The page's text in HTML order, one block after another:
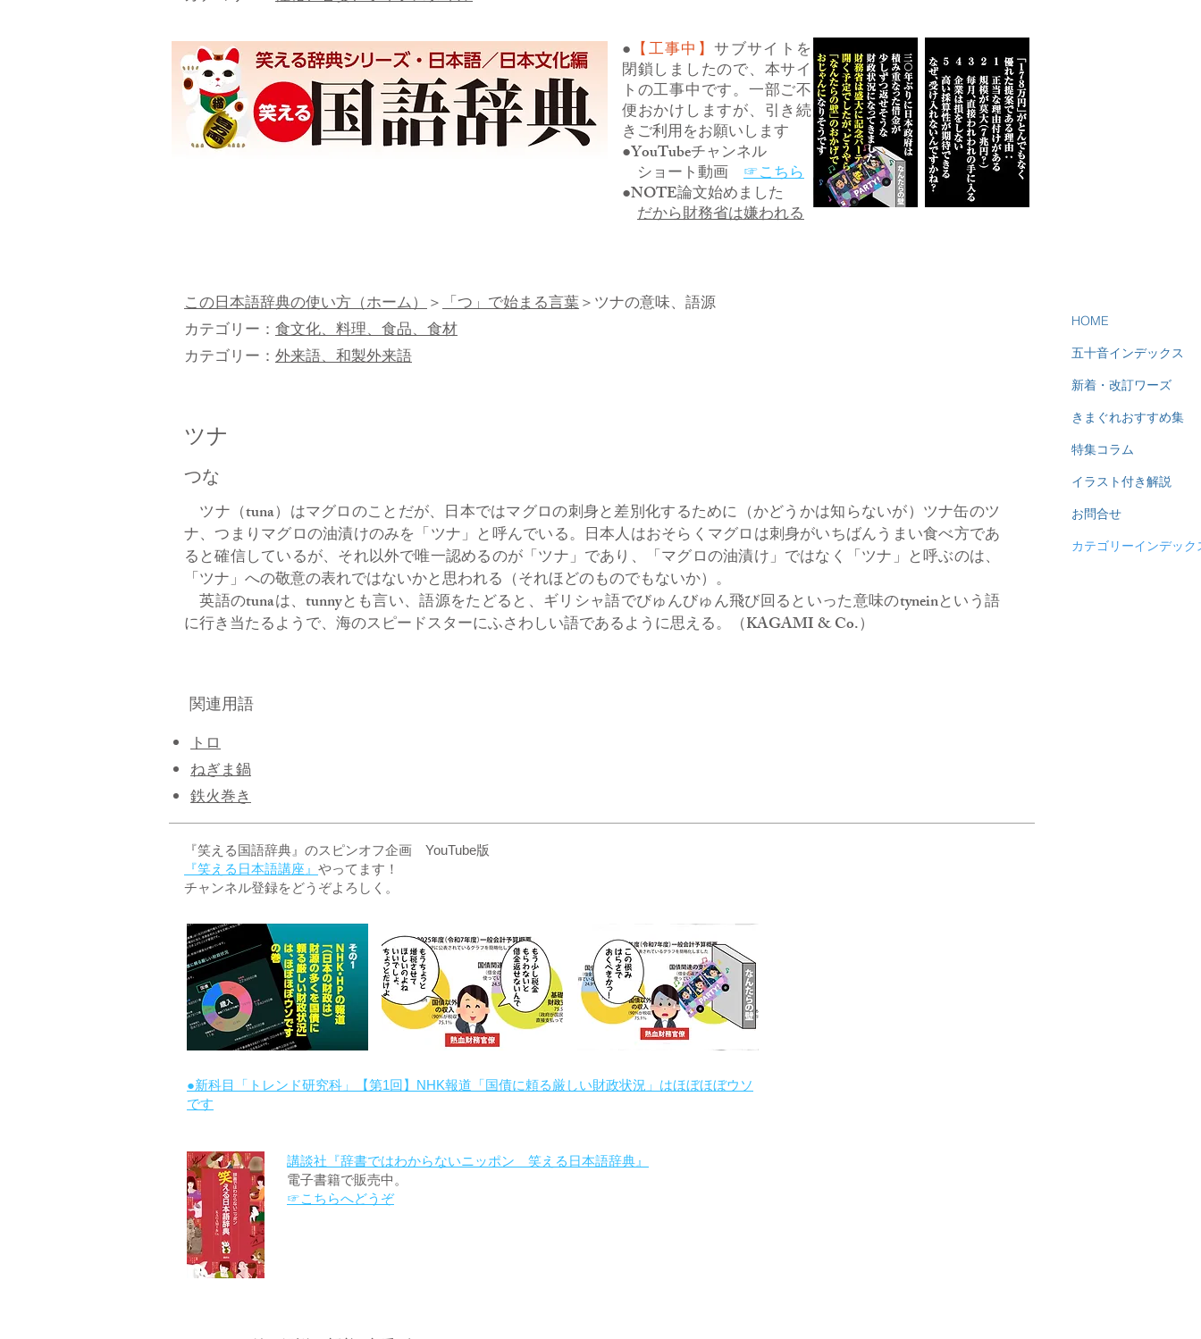
● 【工事中】サブサイトを
閉鎖しましたので、本サイ
トの工事中です。一部ご不
便おかけしますが、引き続
きご利用をお願いします
●YouTubeチャンネル
ショート動画 ☞こちら
●NOTE論文始めました
だから財務省は嫌われる
この日本語辞典の使い方（ホーム）＞「つ」で始まる言葉＞ツナの意味、語源
カテゴリー： 食文化、料理、食品、食材
カテゴリー： 外来語、和製外来語
ツナ
つな
ツナ（tuna）はマグロのことだが、日本ではマグロの刺身と差別化するために（かどうかは知らないが）ツナ缶のツ
ナ、つまりマグロの油漬けのみを「ツナ」と呼んでいる。日本人はおそらくマグロは刺身がいちばんうまい食べ方であ
ると確信しているが、それ以外で唯一認めるのが「ツナ」であり、「マグロの油漬け」ではなく「ツナ」と呼ぶのは、
「ツナ」への敬意の表れではないかと思われる（それほどのものでもないか）。
英語のtunaは、tunnyとも言い、語源をたどると、ギリシャ語でびゅんびゅん飛び回るといった意味のtyneinという語
に行き当たるようで、海のスピードスターにふさわしい語であるように思える。（KAGAMI & Co.）
関連用語
トロ
ねぎま鍋
鉄火巻き
HOME
五十音インデックス
新着・改訂ワーズ
きまぐれおすすめ集
特集コラム
イラスト付き解説
お問合せ
カテゴリーインデック
『笑える国語辞典』のスピンオフ企画 YouTube版
『笑える日本語講座』 やってます！
チャンネル登録をどうぞよろしく。
●新科目「トレンド研究科」【第1回】NHK報道「国債に頼る厳しい財政状況」はほぼほぼウソ
です
講談社『辞書ではわからないニッポン 笑える日本語辞典』
電子書籍で販売中。
☞こちらへどうぞ